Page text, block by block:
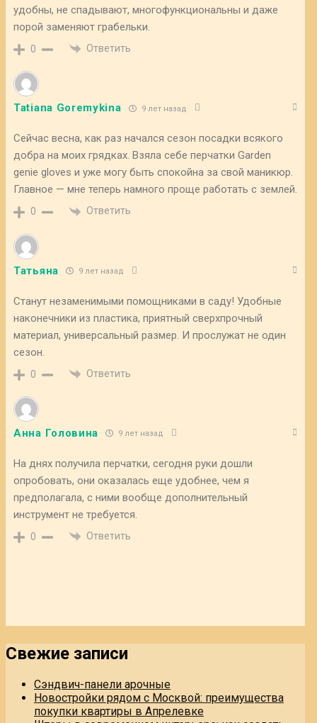
удобны, не спадывают, многофункциональны и даже
порой заменяют грабельки.
0 Ответить
Tatiana Goremykina 9 лет назад
Сейчас весна, как раз начался сезон посадки всякого
добра на моих грядках. Взяла себе перчатки Garden
genie gloves и уже могу быть спокойна за свой маникюр.
Главное — мне теперь намного проще работать с землей.
0 Ответить
Татьяна 9 лет назад
Станут незаменимыми помощниками в саду! Удобные
наконечники из пластика, приятный сверхпрочный
материал, универсальный размер. И прослужат не один
сезон.
0 Ответить
Анна Головина 9 лет назад
На днях получила перчатки, сегодня руки дошли
опробовать, они оказалась еще удобнее, чем я
предполагала, с ними вообще дополнительный
инструмент не требуется.
0 Ответить
Свежие записи
Сэндвич-панели арочные
Новостройки рядом с Москвой: преимущества
покупки квартиры в Апрелевке